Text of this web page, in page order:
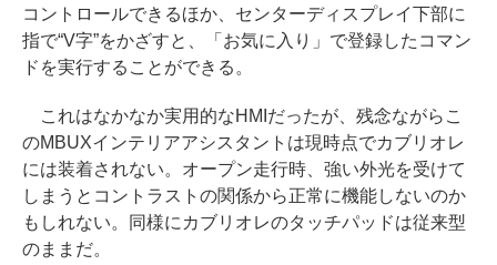
コントロールできるほか、センターディスプレイ下部に
指で“V字”をかざすと、「お気に入り」で登録したコマン
ドを実行することができる。
これはなかなか実用的なHMIだったが、残念ながらこ
のMBUXインテリアアシスタントは現時点でカブリオレ
には装着されない。オープン走行時、強い外光を受けて
しまうとコントラストの関係から正常に機能しないのか
もしれない。同様にカブリオレのタッチパッドは従来型
のままだ。